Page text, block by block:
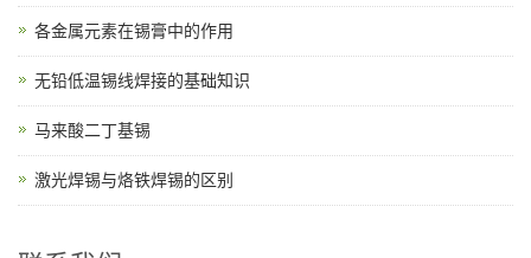
各金属元素在锡膏中的作用
无铅低温锡线焊接的基础知识
马来酸二丁基锡
激光焊锡与烙铁焊锡的区别